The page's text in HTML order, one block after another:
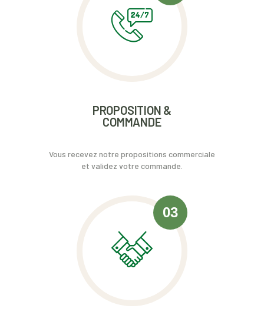
PROPOSITION &
COMMANDE
Vous recevez notre propositions commerciale
et validez votre commande.
03